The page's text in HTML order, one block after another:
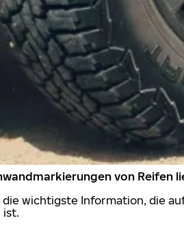
von Reifen
wichtigste Information, die
ist.